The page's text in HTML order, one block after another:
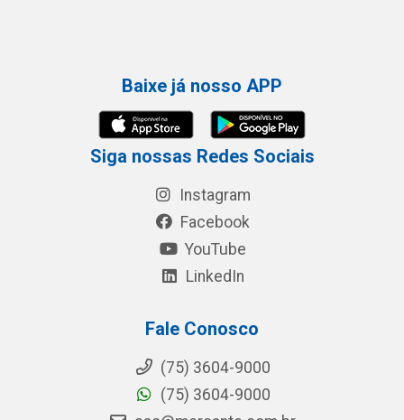
Baixe já nosso APP
Siga nossas Redes Sociais
Instagram
Facebook
YouTube
LinkedIn
Fale Conosco
(75) 3604-9000
(75) 3604-9000